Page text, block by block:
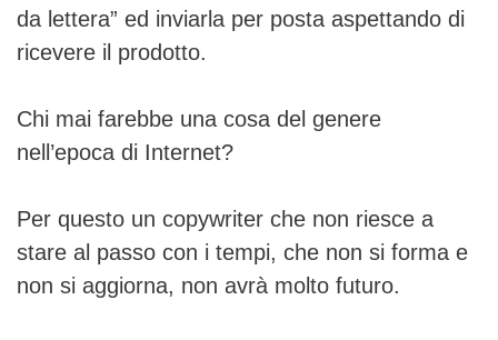
da lettera” ed inviarla per posta aspettando di
ricevere il prodotto.
Chi mai farebbe una cosa del genere
nell’epoca di Internet?
Per questo un copywriter che non riesce a
stare al passo con i tempi, che non si forma e
non si aggiorna, non avrà molto futuro.